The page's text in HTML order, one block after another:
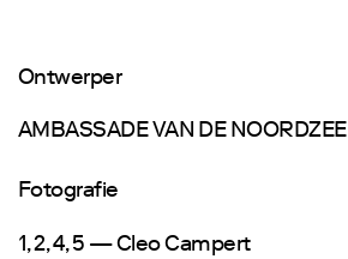
Ontwerper
AMBASSADE VAN DE NOORDZEE
Fotografie
1, 2, 4, 5 — Cleo Campert